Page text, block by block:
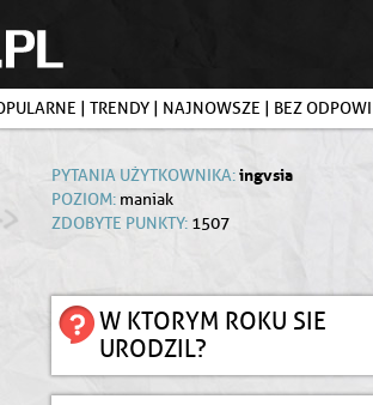
| TRENDY | NAJNOWSZE | BEZ
PYTANIA UŻYTKOWNIKA:ingvsia
POZIOM: maniak
ZDOBYTE PUNKTY: 1507
W KTORYM ROKU SIE
URODZIL?